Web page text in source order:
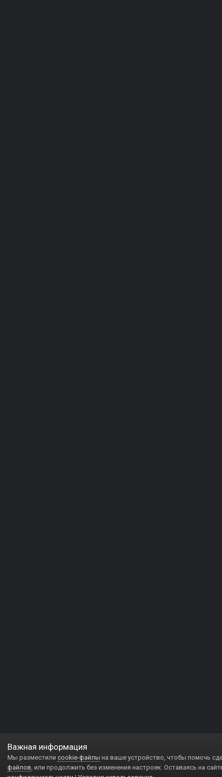
Важная информация
Мы разместили cookie-файлы на ваше устройство, чтобы помочь
файлов, или продолжить без изменения настроек. Оставаясь на